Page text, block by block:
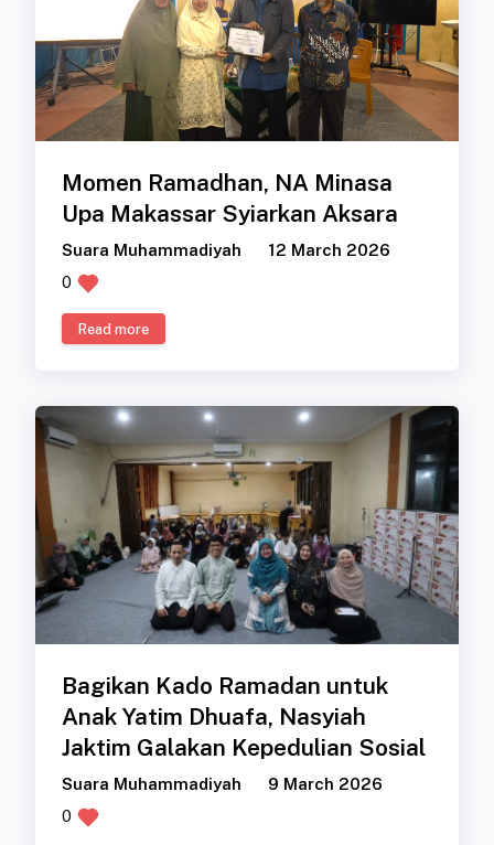
Momen Ramadhan, NA Minasa
Upa Makassar Syiarkan Aksara
Suara Muhammadiyah
12 March 2026
0
Read more
Bagikan Kado Ramadan untuk
Anak Yatim Dhuafa, Nasyiah
Jaktim Galakan Kepedulian Sosial
Suara Muhammadiyah
9 March 2026
0